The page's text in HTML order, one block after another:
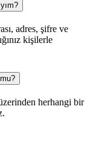
adres, şifre ve
kişilerle
herhangi bir